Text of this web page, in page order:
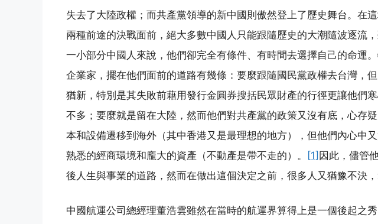
失去了大陸政權；而共產黨領導的新中國則傲然登上了歷史舞台。在
兩種前途的決戰面前，絕大多數中國人只能跟隨歷史的大潮隨波逐流
一小部分中國人來說，他們卻完全有條件、有時間去選擇自己的命運
企業家，擺在他們面前的道路有幾條：要麼跟隨國民黨政權去台灣，
猶新，特別是其失敗前藉用發行金圓券搜括民眾財產的行徑更讓他們
不多；要麼就是留在大陸，然而他們對共產黨的政策又沒有底，心存
本和設備遷移到海外（其中香港又是最理想的地方），但他們內心中
熟悉的經商環境和龐大的資產（不動產是帶不走的）。
[1] 因此，儘管
後人生與事業的道路，然而在做出這個決定之前，很多人又猶豫不決，
中國航運公司總經理董浩雲雖然在當時的航運界算得上是一個後起之